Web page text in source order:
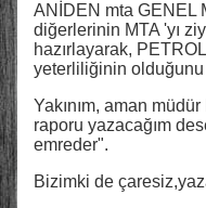
ANİDEN mta GENEL
diğerlerinin MTA 'yı
hazırlayarak,
yeterliliğinin
Yakınım, aman
raporu yazacağım
emreder".
Bizimki de